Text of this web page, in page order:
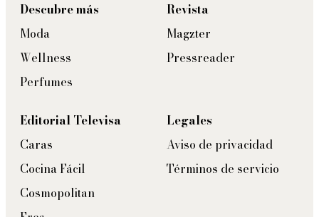
Descubre más
Moda
Wellness
Perfumes
Revista
Magzter
Pressreader
Editorial Televisa
Caras
Cocina Fácil
Cosmopolitan
Legales
Aviso de privacidad
Términos de servicio